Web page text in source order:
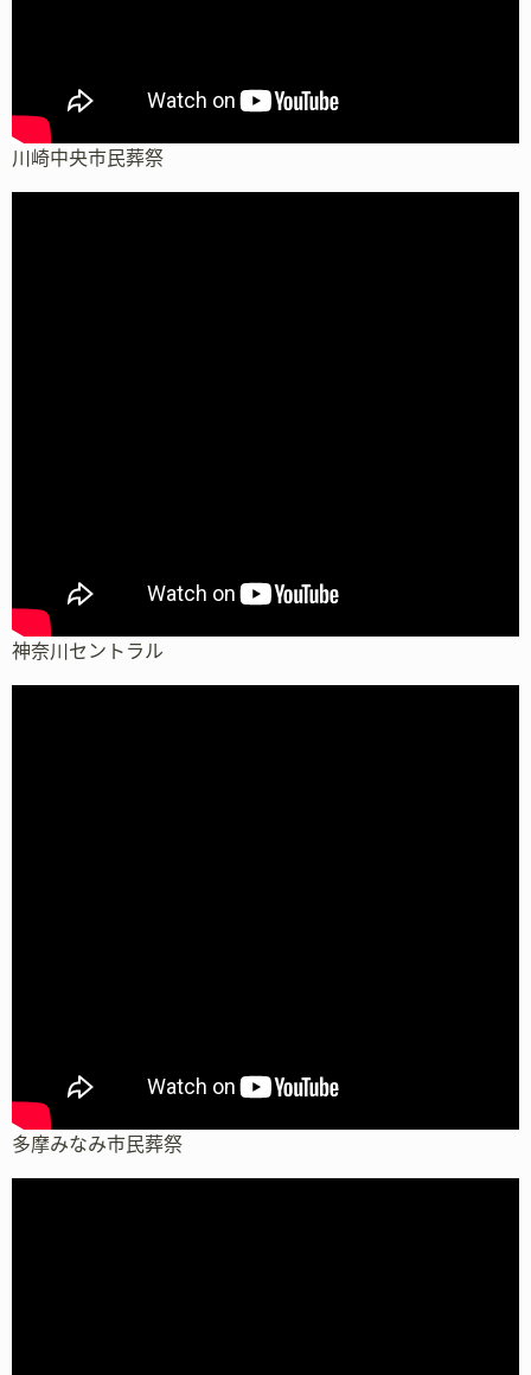
川崎中央市民葬祭
神奈川セントラル
多摩みなみ市民葬祭